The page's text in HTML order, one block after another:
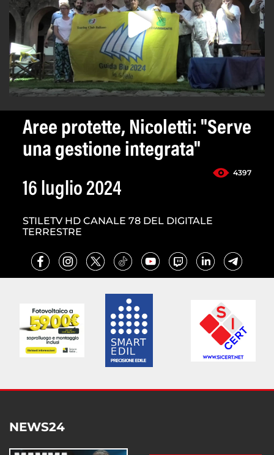
Aree protette, Nicoletti: "Serve
una gestione integrata"
4397
16 luglio 2024
STILETV HD CANALE 78 DEL DIGITALE
TERRESTRE
NEWS24